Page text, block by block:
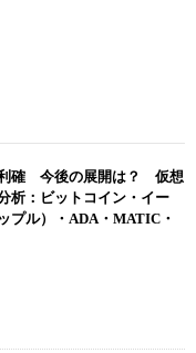
利確 今後の展開は？ 仮想
析：ビットコイン・イー
プル）・ADA・MATIC・